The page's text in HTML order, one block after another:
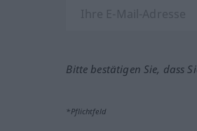
Bitte bestätigen Sie, dass
*Pflichtfeld